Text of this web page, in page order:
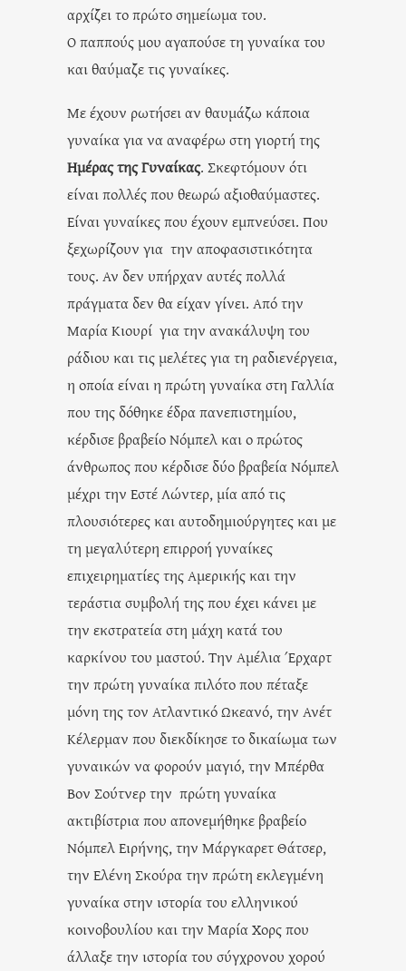
αρχίζει το πρώτο σημείωμα του.
Ο παππούς μου αγαπούσε τη γυναίκα του
και θαύμαζε τις γυναίκες.
Με έχουν ρωτήσει αν θαυμάζω κάποια
γυναίκα για να αναφέρω στη γιορτή της
Ημέρας της Γυναίκας. Σκεφτόμουν ότι
είναι πολλές που θεωρώ αξιοθαύμαστες.
Είναι γυναίκες που έχουν εμπνεύσει. Που
ξεχωρίζουν για την αποφασιστικότητα
τους. Αν δεν υπήρχαν αυτές πολλά
πράγματα δεν θα είχαν γίνει. Από την
Μαρία Κιουρί για την ανακάλυψη του
ράδιου και τις μελέτες για τη ραδιενέργεια,
η οποία είναι η πρώτη γυναίκα στη Γαλλία
που της δόθηκε έδρα πανεπιστημίου,
κέρδισε βραβείο Νόμπελ και ο πρώτος
άνθρωπος που κέρδισε δύο βραβεία Νόμπελ
μέχρι την Εστέ Λώντερ, μία από τις
πλουσιότερες και αυτοδημιούργητες και με
τη μεγαλύτερη επιρροή γυναίκες
επιχειρηματίες της Αμερικής και την
τεράστια συμβολή της που έχει κάνει με
την εκστρατεία στη μάχη κατά του
καρκίνου του μαστού. Την Αμέλια Έρχαρτ
την πρώτη γυναίκα πιλότο που πέταξε
μόνη της τον Ατλαντικό Ωκεανό, την Ανέτ
Κέλερμαν που διεκδίκησε το δικαίωμα των
γυναικών να φορούν μαγιό, την Μπέρθα
Βον Σούτνερ την πρώτη γυναίκα
ακτιβίστρια που απονεμήθηκε βραβείο
Νόμπελ Ειρήνης, την Μάργκαρετ Θάτσερ,
την Ελένη Σκούρα την πρώτη εκλεγμένη
γυναίκα στην ιστορία του ελληνικού
κοινοβουλίου και την Μαρία Χορς που
άλλαξε την ιστορία του σύγχρονου χορού